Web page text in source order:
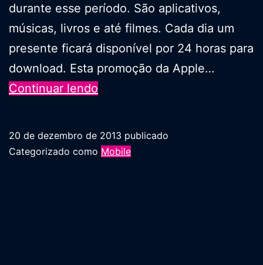
durante esse período. São aplicativos,
músicas, livros e até filmes. Cada dia um
presente ficará disponível por 24 horas para
download. Esta promoção da Apple…
Continuar lendo
12
20 de dezembro de 2013 publicado
Categorizado como Mobile